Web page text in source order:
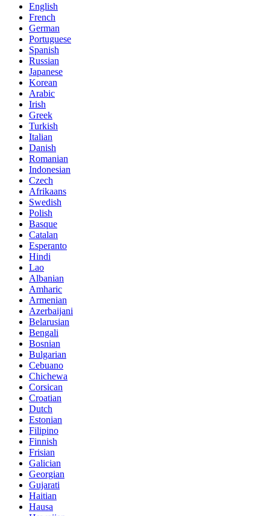
English
French
German
Portuguese
Spanish
Russian
Japanese
Korean
Arabic
Irish
Greek
Turkish
Italian
Danish
Romanian
Indonesian
Czech
Afrikaans
Swedish
Polish
Basque
Catalan
Esperanto
Hindi
Lao
Albanian
Amharic
Armenian
Azerbaijani
Belarusian
Bengali
Bosnian
Bulgarian
Cebuano
Chichewa
Corsican
Croatian
Dutch
Estonian
Filipino
Finnish
Frisian
Galician
Georgian
Gujarati
Haitian
Hausa